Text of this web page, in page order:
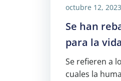
octubre 12, 2023
Se han
para la
Se refieren a
cuales la